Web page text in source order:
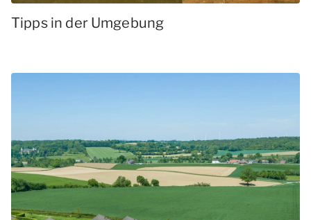
Tipps in der Umgebung